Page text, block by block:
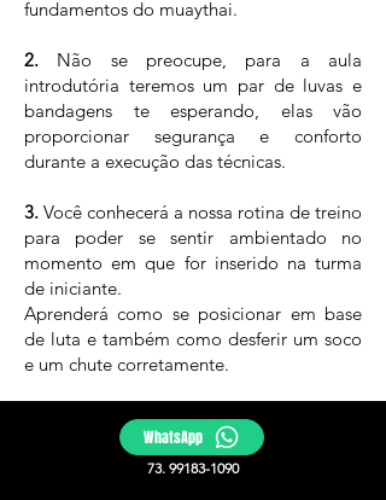
fundamentos do muaythai.
2. Não se preocupe, para a aula
introdutória teremos um par de luvas e
bandagens te esperando, elas vão
proporcionar segurança e conforto
durante a execução das técnicas.
3. Você conhecerá a nossa rotina de treino
para poder se sentir ambientado no
momento em que for inserido na turma
de iniciante.
Aprenderá como se posicionar em base
de luta e também como desferir um soco
e um chute corretamente.
WhatsApp
73. 99183-1090